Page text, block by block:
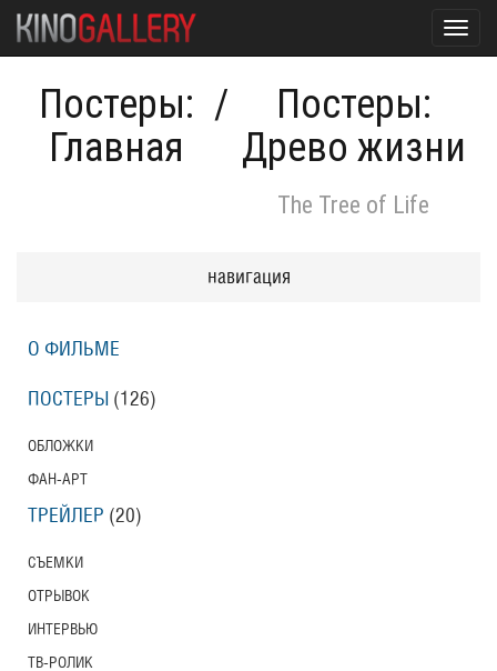
Постеры:
Главная
/
Постеры:
Древо жизни
The Tree of Life
навигация
О ФИЛЬМЕ
ПОСТЕРЫ (126)
ОБЛОЖКИ
ФАН-АРТ
ТРЕЙЛЕР (20)
СЪЕМКИ
ОТРЫВОК
ИНТЕРВЬЮ
ТВ-РОЛИК